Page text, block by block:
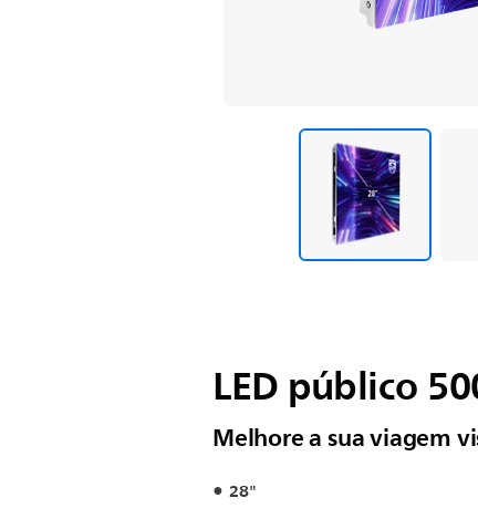
LED público
Melhore a sua viagem
28"